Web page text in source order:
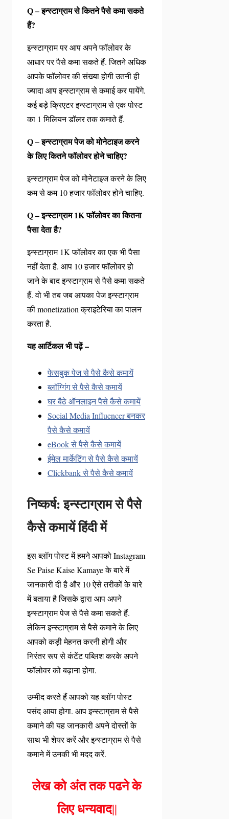
Q – इन्स्टाग्राम से कितने पैसे कमा सकते
हैं?
इन्स्टाग्राम पर आप अपने फॉलोवर के
आधार पर पैसे कमा सकते हैं. जितने अधिक
आपके फॉलोवर की संख्या होगी उतनी ही
ज्यादा आप इन्स्टाग्राम से कमाई कर पायेंगे.
कई बड़े क्रिएटर इन्स्टाग्राम से एक पोस्ट
का 1 मिलियन डॉलर तक कमाते हैं.
Q – इन्स्टाग्राम पेज को मोनेटाइज करने
के लिए कितने फॉलोवर होने चाहिए?
इन्स्टाग्राम पेज को मोनेटाइज करने के लिए
कम से कम 10 हजार फॉलोवर होने चाहिए.
Q – इन्स्टाग्राम 1K फॉलोवर का कितना
पैसा देता है?
इन्स्टाग्राम 1K फॉलोवर का एक भी पैसा
नहीं देता है. आप 10 हजार फॉलोवर हो
जाने के बाद इन्स्टाग्राम से पैसे कमा सकते
हैं. वो भी तब जब आपका पेज इन्स्टाग्राम
की monetization क्राइटेरिया का पालन
करता है.
यह आर्टिकल भी पढ़ें –
फेसबुक पेज से पैसे कैसे कमायें
ब्लॉग्गिंग से पैसे कैसे कमायें
घर बैठे ऑनलाइन पैसे कैसे कमायें
Social Media Influencer बनकर
पैसे कैसे कमायें
eBook से पैसे कैसे कमायें
ईमेल मार्केटिंग से पैसे कैसे कमायें
Clickbank से पैसे कैसे कमायें
निष्कर्ष: इन्स्टाग्राम से पैसे
कैसे कमायें हिंदी में
इस ब्लॉग पोस्ट में हमने आपको Instagram
Se Paise Kaise Kamaye के बारे में
जानकारी दी है और 10 ऐसे तरीकों के बारे
में बताया है जिसके द्वारा आप अपने
इन्स्टाग्राम पेज से पैसे कमा सकते हैं.
लेकिन इन्स्टाग्राम से पैसे कमाने के लिए
आपको कड़ी मेहनत करनी होगी और
निरंतर रूप से कंटेंट पब्लिश करके अपने
फॉलोवर को बढ़ाना होगा.
उम्मीद करते हैं आपको यह ब्लॉग पोस्ट
पसंद आया होगा. आप इन्स्टाग्राम से पैसे
कमाने की यह जानकारी अपने दोस्तों के
साथ भी शेयर करें और इन्स्टाग्राम से पैसे
कमाने में उनकी भी मदद करें.
लेख को अंत तक पढने के
लिए धन्यवाद||